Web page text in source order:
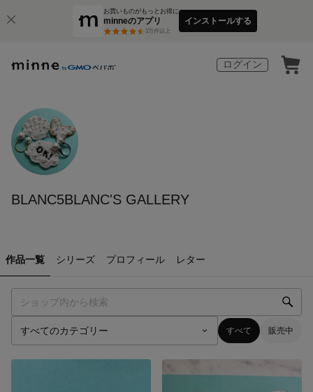
お買いものがもっとお得に
minneのアプリ
3万件以上
インストールする
ログイン
BLANC5BLANC'S GALLERY
作品一覧 シリーズ プロフィール レター
すべて 販売中